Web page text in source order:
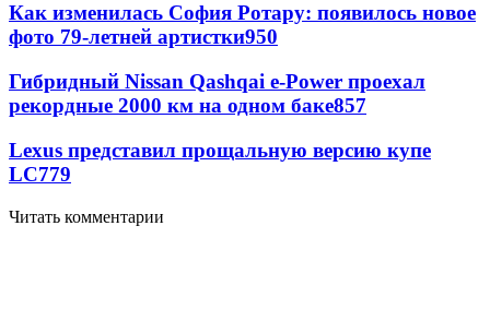
Как изменилась София Ротару: появилось новое
фото 79-летней артистки950
Гибридный Nissan Qashqai e-Power проехал
рекордные 2000 км на одном баке857
Lexus представил прощальную версию купе
LC779
Читать комментарии